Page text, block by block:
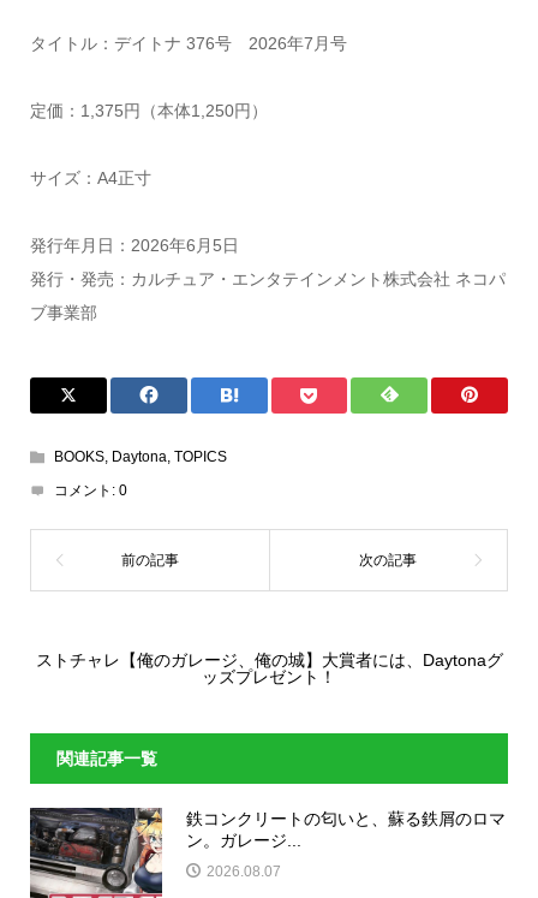
タイトル：デイトナ 376号 2026年7月号
定価：1,375円（本体1,250円）
サイズ：A4正寸
発行年月日：2026年6月5日
発行・発売：カルチュア・エンタテインメント株式会社 ネコパ
ブ事業部
BOOKS, Daytona TOPICS
コメント: 0
ストチャレ【俺のガレージ、俺の城】大賞者には、Daytonaグ
ッズプレゼント！
関連記事一覧
鉄コンクリートの匂いと、蘇る鉄屑のロマ
ン。ガレージ...
2026.08.07